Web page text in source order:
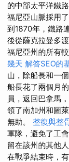
的中部太平洋鐵
福尼亞山脈採用
到1870年，鐵路
後從薩克拉曼多
福尼亞州的所有
幾天 解答SEO的
山，除船長和一
船長花了兩個月
員，返回巴拿馬
領了南加州和圖
無助。 整復與整
軍隊，避免了工
留在該州的其他
在戰爭結束時，